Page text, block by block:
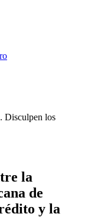
Disculpen los
la
de
y la